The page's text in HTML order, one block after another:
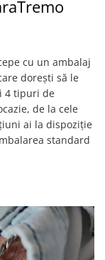
cu un ambalaj
dorești să le
4 tipuri de
de la cele
ai la dispoziție
standard